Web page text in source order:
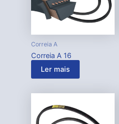
Correia A
Correia A 16
Ler mais